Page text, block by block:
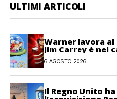
ULTIMI ARTICOLI
Warner lavora al
Jim Carrey è nel
6 AGOSTO 2026
Il Regno Unito